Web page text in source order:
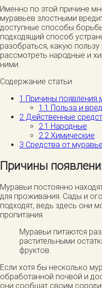
Именно по этой причине
муравьев злостными
доступные способы
подходящий способ
разобраться, какую
рассмотреть народные и
ними.
Содержание статьи:
1 Причины появления
1.1 Польза и
2 Действенные
2.1 Народные
2.2 Химические
3 Средства от
Причины
Муравьи постоянно
для проживания. Сады и
подходят, ведь здесь они
пропитания.
Муравьи питаются
растительными
фруктов.
Если хотя бы несколько
обработанной почвой и
они сообщат своим